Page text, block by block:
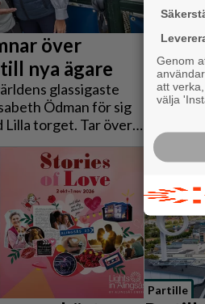
över
nya ägare
glassigaste
Ödman för sig
Lilla torget. Tar över
paret Katarina och
av Lejonet och
Efter
flera
mot
Partille
Genom
att
välja